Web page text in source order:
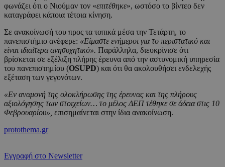
φωνάζει ότι ο Νιούμαν τον «επιτέθηκε», ωστόσο το βίντεο δεν
καταγράφει κάποια τέτοια κίνηση.
Σε ανακοίνωσή του προς τα τοπικά μέσα την Τετάρτη, το
πανεπιστήμιο ανέφερε: «Είμαστε ενήμεροι για το περιστατικό και
είναι ιδιαίτερα ανησυχητικό». Παράλληλα, διευκρίνισε ότι
βρίσκεται σε εξέλιξη πλήρης έρευνα από την αστυνομική υπηρεσία
του πανεπιστημίου (OSUPD) και ότι θα ακολουθήσει ενδελεχής
εξέταση των γεγονότων.
«Εν αναμονή της ολοκλήρωσης της έρευνας και της πλήρους
αξιολόγησης των στοιχείων… το μέλος ΔΕΠ τέθηκε σε άδεια στις 10
Φεβρουαρίου», επισημαίνεται στην ίδια ανακοίνωση.
protothema.gr
Εγγραφή στο Newsletter